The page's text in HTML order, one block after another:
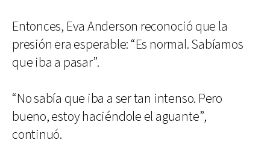
Entonces, Eva Anderson reconoció que la
presión era esperable: “Es normal. Sabíamos
que iba a pasar”.
“No sabía que iba a ser tan intenso. Pero
bueno, estoy haciéndole el aguante”,
continuó.